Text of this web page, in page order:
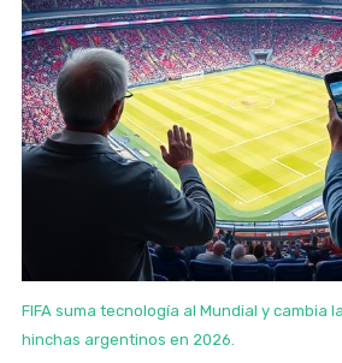
FIFA suma tecnología al Mundial y cambia
hinchas argentinos en 2026.